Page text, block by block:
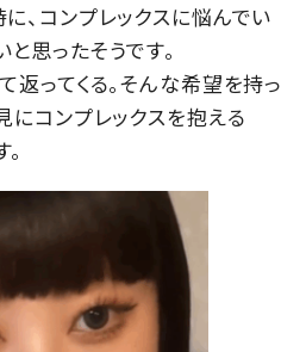
、コンプレックスに悩んでい
思ったそうです。
返ってくる。そんな希望を持っ
にコンプレックスを抱える